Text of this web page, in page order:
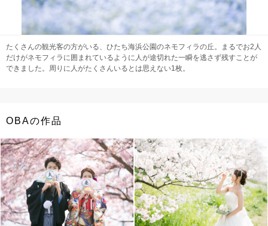
たくさんの観光客の方がいる、ひたち海浜公園のネモフィラの丘。まるでお2人
だけがネモフィラに囲まれているように人が途切れた一瞬を逃さず残すことが
できました。周りに人がたくさんいるとは思えない1枚。
OBAの作品